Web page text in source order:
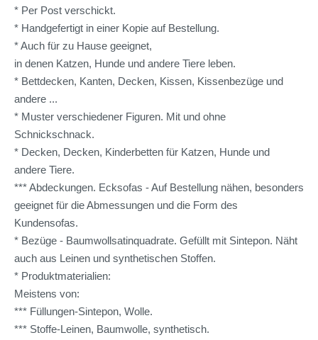
* Per Post verschickt.
* Handgefertigt in einer Kopie auf Bestellung.
* Auch für zu Hause geeignet,
in denen Katzen, Hunde und andere Tiere leben.
* Bettdecken, Kanten, Decken, Kissen, Kissenbezüge und
andere ...
* Muster verschiedener Figuren. Mit und ohne
Schnickschnack.
* Decken, Decken, Kinderbetten für Katzen, Hunde und
andere Tiere.
*** Abdeckungen. Ecksofas - Auf Bestellung nähen, besonders
geeignet für die Abmessungen und die Form des
Kundensofas.
* Bezüge - Baumwollsatinquadrate. Gefüllt mit Sintepon. Näht
auch aus Leinen und synthetischen Stoffen.
* Produktmaterialien:
Meistens von:
*** Füllungen-Sintepon, Wolle.
*** Stoffe-Leinen, Baumwolle, synthetisch.